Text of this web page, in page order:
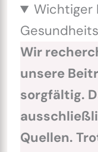
Wichtiger
Wir
unsere
sorgfältig.
Quellen.